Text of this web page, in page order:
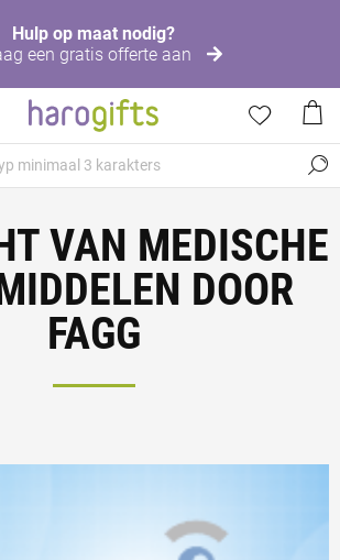
Hulp op maat nodig?
een gratis offerte aan
VAN MEDISCHE
DOOR
FAGG